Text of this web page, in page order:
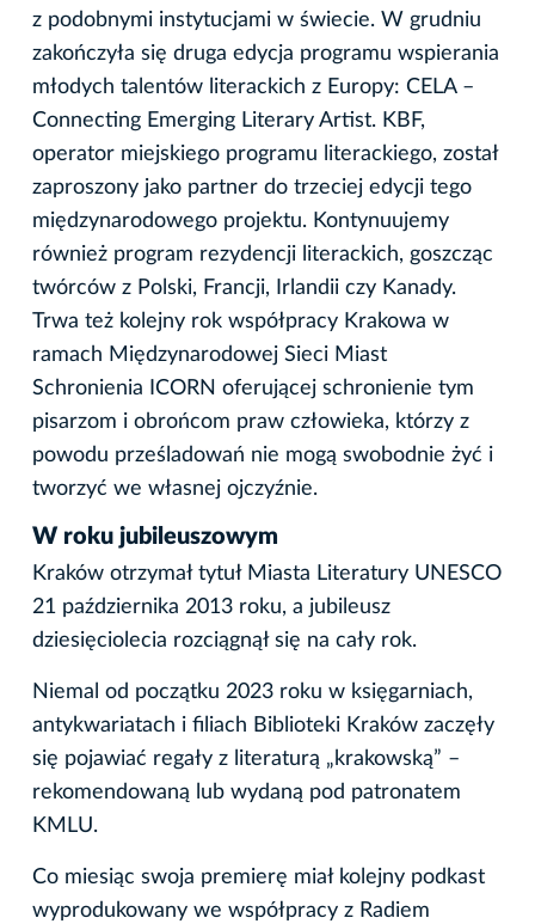
z podobnymi instytucjami w świecie. W grudniu
zakończyła się druga edycja programu wspierania
młodych talentów literackich z Europy: CELA –
Connecting Emerging Literary Artist. KBF,
operator miejskiego programu literackiego, został
zaproszony jako partner do trzeciej edycji tego
międzynarodowego projektu. Kontynuujemy
również program rezydencji literackich, goszcząc
twórców z Polski, Francji, Irlandii czy Kanady.
Trwa też kolejny rok współpracy Krakowa w
ramach Międzynarodowej Sieci Miast
Schronienia ICORN oferującej schronienie tym
pisarzom i obrońcom praw człowieka, którzy z
powodu prześladowań nie mogą swobodnie żyć i
tworzyć we własnej ojczyźnie.
W roku jubileuszowym
Kraków otrzymał tytuł Miasta Literatury UNESCO
21 października 2013 roku, a jubileusz
dziesięciolecia rozciągnął się na cały rok.
Niemal od początku 2023 roku w księgarniach,
antykwariatach i filiach Biblioteki Kraków zaczęły
się pojawiać regały z literaturą „krakowską” –
rekomendowaną lub wydaną pod patronatem
KMLU.
Co miesiąc swoja premierę miał kolejny podkast
wyprodukowany we współpracy z Radiem